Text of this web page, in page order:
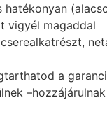
vigyél magaddal
a